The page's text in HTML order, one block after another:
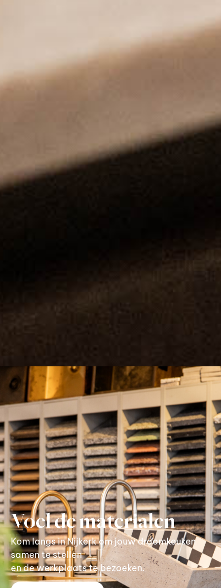
Voel de materialen
Kom langs in Nijkerk om jouw droomkeuken
samen te stellen
en de werkplaats te bezoeken.